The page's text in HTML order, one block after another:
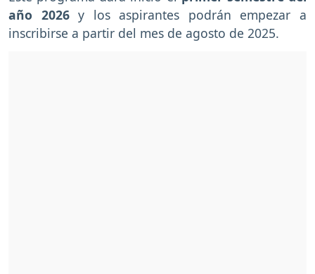
año 2026y los aspirantes podrán empezar a
inscribirse a partir del mes de agosto de 2025.